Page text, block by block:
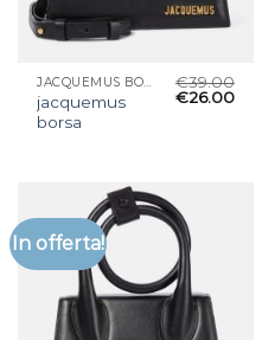
jacquemus
borsa
€39.00
€26.00
In offerta!